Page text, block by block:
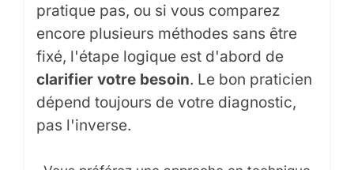
pratique pas, ou si vous comparez
encore plusieurs méthodes sans être
fixé, l'étape logique est d'abord de
clarifier votre besoin. Le bon praticien
dépend toujours de votre diagnostic,
pas l'inverse.